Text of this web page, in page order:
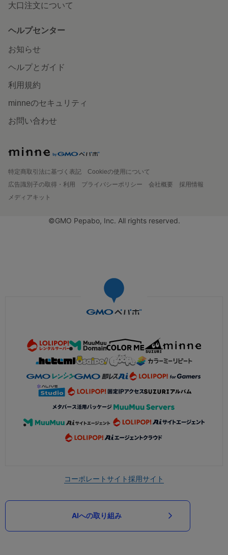
大口注文について
ヘルプセンター
お知らせ
ヘルプとガイド
利用規約
minneのセキュリティ
お問い合わせ
特定商取引法に基づく表記
Cookieの使用について
広告識別子の取得・利用
プライバシーポリシー 会社概要
採用情報
メディアキット
©GMO Pepabo, Inc. All rights reserved.
コーポレートサイト採用サイト
AIへの取り組み